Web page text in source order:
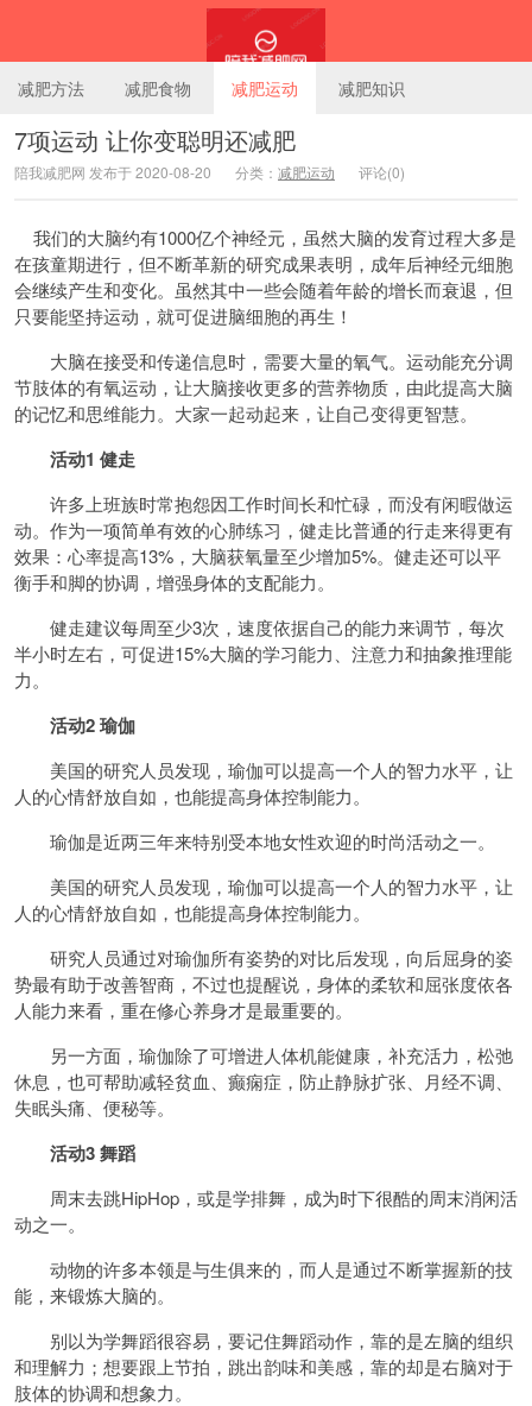
陪我减肥网
减肥方法 减肥食物 减肥运动 减肥知识
7项运动 让你变聪明还减肥
陪我减肥网 发布于 2020-08-20 分类： 减肥运动 评论(0)
我们的大脑约有1000亿个神经元，虽然大脑的发育过程大多是
在孩童期进行，但不断革新的研究成果表明，成年后神经元细胞
会继续产生和变化。虽然其中一些会随着年龄的增长而衰退，但
只要能坚持运动，就可促进脑细胞的再生！
大脑在接受和传递信息时，需要大量的氧气。运动能充分调
节肢体的有氧运动，让大脑接收更多的营养物质，由此提高大脑
的记忆和思维能力。大家一起动起来，让自己变得更智慧。
活动1 健走
许多上班族时常抱怨因工作时间长和忙碌，而没有闲暇做运
动。作为一项简单有效的心肺练习，健走比普通的行走来得更有
效果：心率提高13%，大脑获氧量至少增加5%。健走还可以平
衡手和脚的协调，增强身体的支配能力。
健走建议每周至少3次，速度依据自己的能力来调节，每次
半小时左右，可促进15%大脑的学习能力、注意力和抽象推理能
力。
活动2 瑜伽
美国的研究人员发现，瑜伽可以提高一个人的智力水平，让
人的心情舒放自如，也能提高身体控制能力。
瑜伽是近两三年来特别受本地女性欢迎的时尚活动之一。
美国的研究人员发现，瑜伽可以提高一个人的智力水平，让
人的心情舒放自如，也能提高身体控制能力。
研究人员通过对瑜伽所有姿势的对比后发现，向后屈身的姿
势最有助于改善智商，不过也提醒说，身体的柔软和屈张度依各
人能力来看，重在修心养身才是最重要的。
另一方面，瑜伽除了可增进人体机能健康，补充活力，松弛
休息，也可帮助减轻贫血、癫痫症，防止静脉扩张、月经不调、
失眠头痛、便秘等。
活动3 舞蹈
周末去跳HipHop，或是学排舞，成为时下很酷的周末消闲活
动之一。
动物的许多本领是与生俱来的，而人是通过不断掌握新的技
能，来锻炼大脑的。
别以为学舞蹈很容易，要记住舞蹈动作，靠的是左脑的组织
和理解力；想要跟上节拍，跳出韵味和美感，靠的却是右脑对于
肢体的协调和想象力。